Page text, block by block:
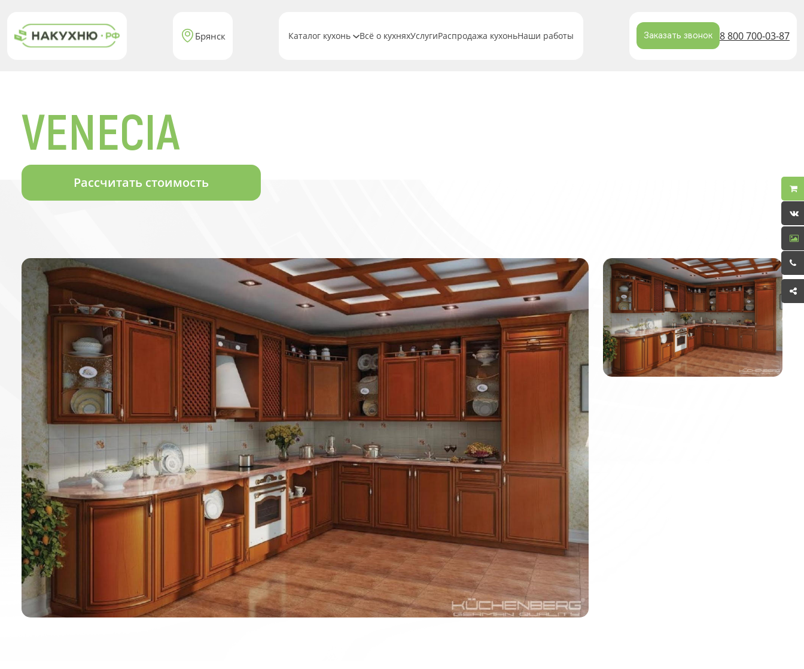
Брянск Каталог кухонь Всё о кухняхУслугиРаспродажа кухоньНаши работы Заказать звонок 8 800 700-03-87
VENECIA
Рассчитать стоимость